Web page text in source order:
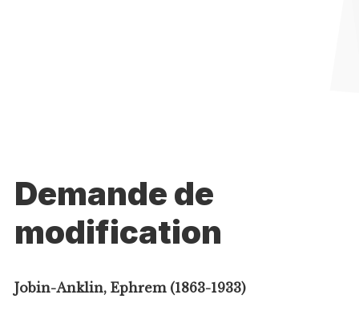
Demande de
modification
Jobin-Anklin, Ephrem (1863-1933)